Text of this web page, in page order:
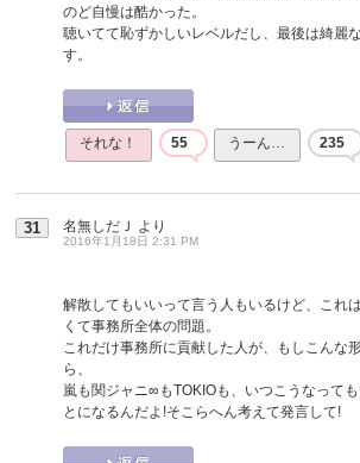
のど自慢は酷かった。
聴いてて恥ずかしいレベルだし、最後は綺麗
す。
それな！ 55 うーん… 235
31 名無しだＪ より
2016年1月18日 2:31 PM
解散してもいいって言う人もいるけど、これ
くて事務所全体の問題。
これだけ事務所に貢献した人が、もしこんな
ら、
嵐も関ジャニ∞もTOKIOも、いつこうなって
とになるんだよ!そこらへん考えて発言して!